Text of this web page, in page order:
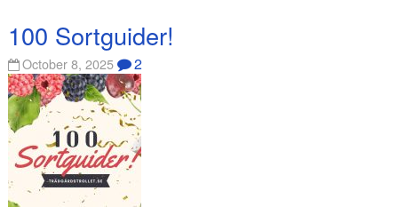
100 Sortguider!
October 8, 2025 2